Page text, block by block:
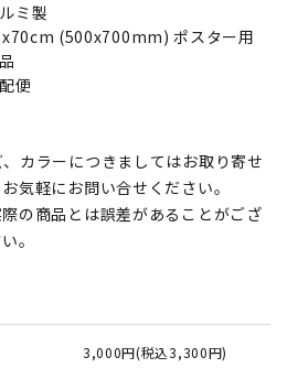
ミ製
(500x700mm) ポスター用
便
カラーにつきましてはお取り寄せ
気軽にお問い合せください。
の商品とは誤差があることがござ
。
3,000円(税込3,300円)